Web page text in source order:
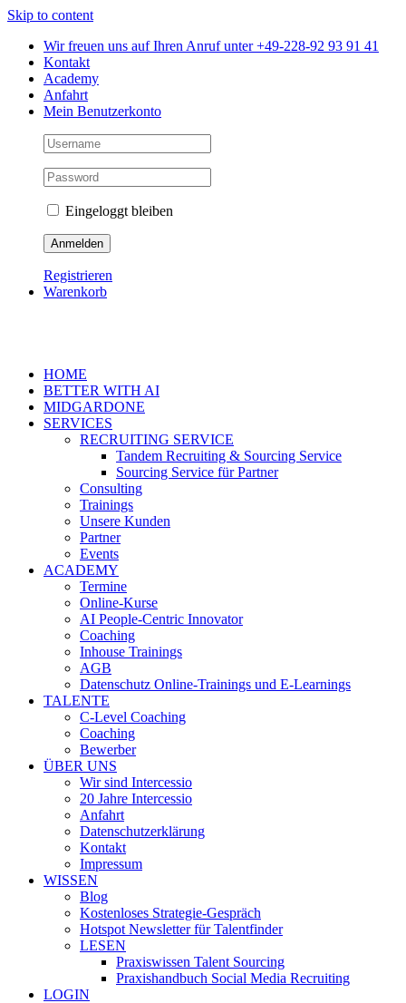
Skip to content
Wir freuen uns auf Ihren Anruf unter +49-228-92 93 91 41
Kontakt
Academy
Anfahrt
Mein Benutzerkonto
Eingeloggt bleiben
Registrieren
Warenkorb
HOME
BETTER WITH AI
MIDGARDONE
SERVICES
RECRUITING SERVICE
Tandem Recruiting & Sourcing Service
Sourcing Service für Partner
Consulting
Trainings
Unsere Kunden
Partner
Events
ACADEMY
Termine
Online-Kurse
AI People-Centric Innovator
Coaching
Inhouse Trainings
AGB
Datenschutz Online-Trainings und E-Learnings
TALENTE
C-Level Coaching
Coaching
Bewerber
ÜBER UNS
Wir sind Intercessio
20 Jahre Intercessio
Anfahrt
Datenschutzerklärung
Kontakt
Impressum
WISSEN
Blog
Kostenloses Strategie-Gespräch
Hotspot Newsletter für Talentfinder
LESEN
Praxiswissen Talent Sourcing
Praxishandbuch Social Media Recruiting
LOGIN